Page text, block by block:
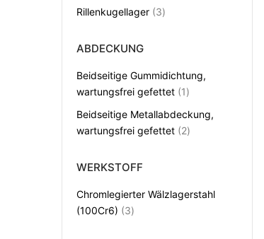
Rillenkugellager 3Artikel
ABDECKUNG
Beidseitige Gummidichtung,
wartungsfrei gefettet 1Artikel
Beidseitige Metallabdeckung,
wartungsfrei gefettet 2Artikel
WERKSTOFF
Chromlegierter Wälzlagerstahl
(100Cr6)
3Artikel